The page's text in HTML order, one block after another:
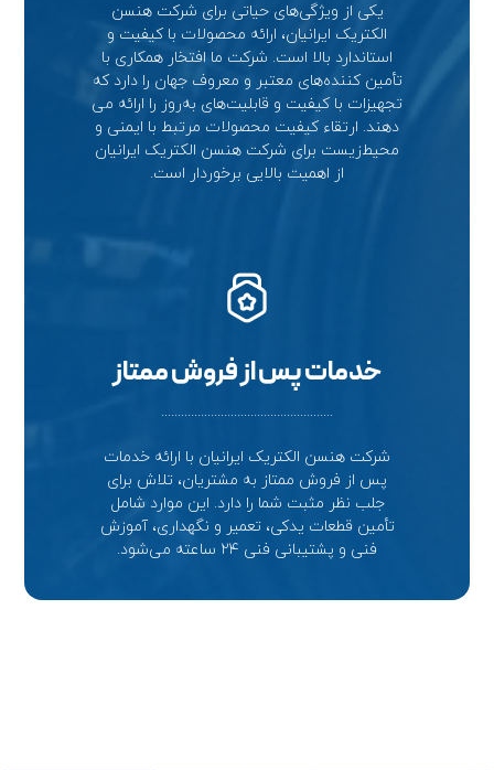
یکی از ویژگی‌های حیاتی برای شرکت هنسن
الکتریک ایرانیان، ارائه محصولات با کیفیت و
استاندارد بالا است. شرکت ما افتخار همکاری با
تأمین کننده‌های معتبر و معروف جهان را دارد که
تجهیزات با کیفیت و قابلیت‌های به‌روز را ارائه می
دهند. ارتقاء کیفیت محصولات مرتبط با ایمنی و
محیط‌زیست برای شرکت هنسن الکتریک ایرانیان
از اهمیت بالایی برخوردار است.
خدمات پس از فروش ممتاز
....................................................
شرکت هنسن الکتریک ایرانیان با ارائه خدمات
پس از فروش ممتاز به مشتریان، تلاش برای
جلب نظر مثبت شما را دارد. این موارد شامل
تأمین قطعات یدکی، تعمیر و نگهداری، آموزش
فنی و پشتیبانی فنی ۲۴ ساعته می‌شود.